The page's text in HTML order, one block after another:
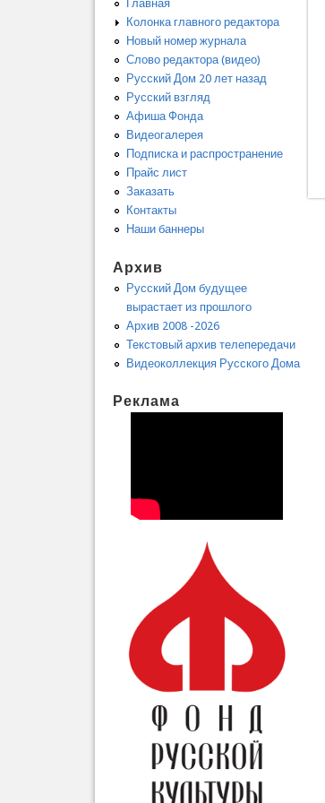
Главная
Колонка главного редактора
Новый номер журнала
Слово редактора (видео)
Русский Дом 20 лет назад
Русский взгляд
Афиша Фонда
Видеогалерея
Подписка и распространение
Прайс лист
Заказать
Контакты
Наши баннеры
Архив
Русский Дом будущее
вырастает из прошлого
Архив 2008 -2026
Текстовый архив телепередачи
Видеоколлекция Русского Дома
Реклама